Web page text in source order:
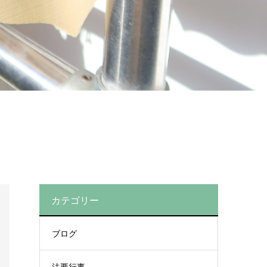
カテゴリー
ブログ